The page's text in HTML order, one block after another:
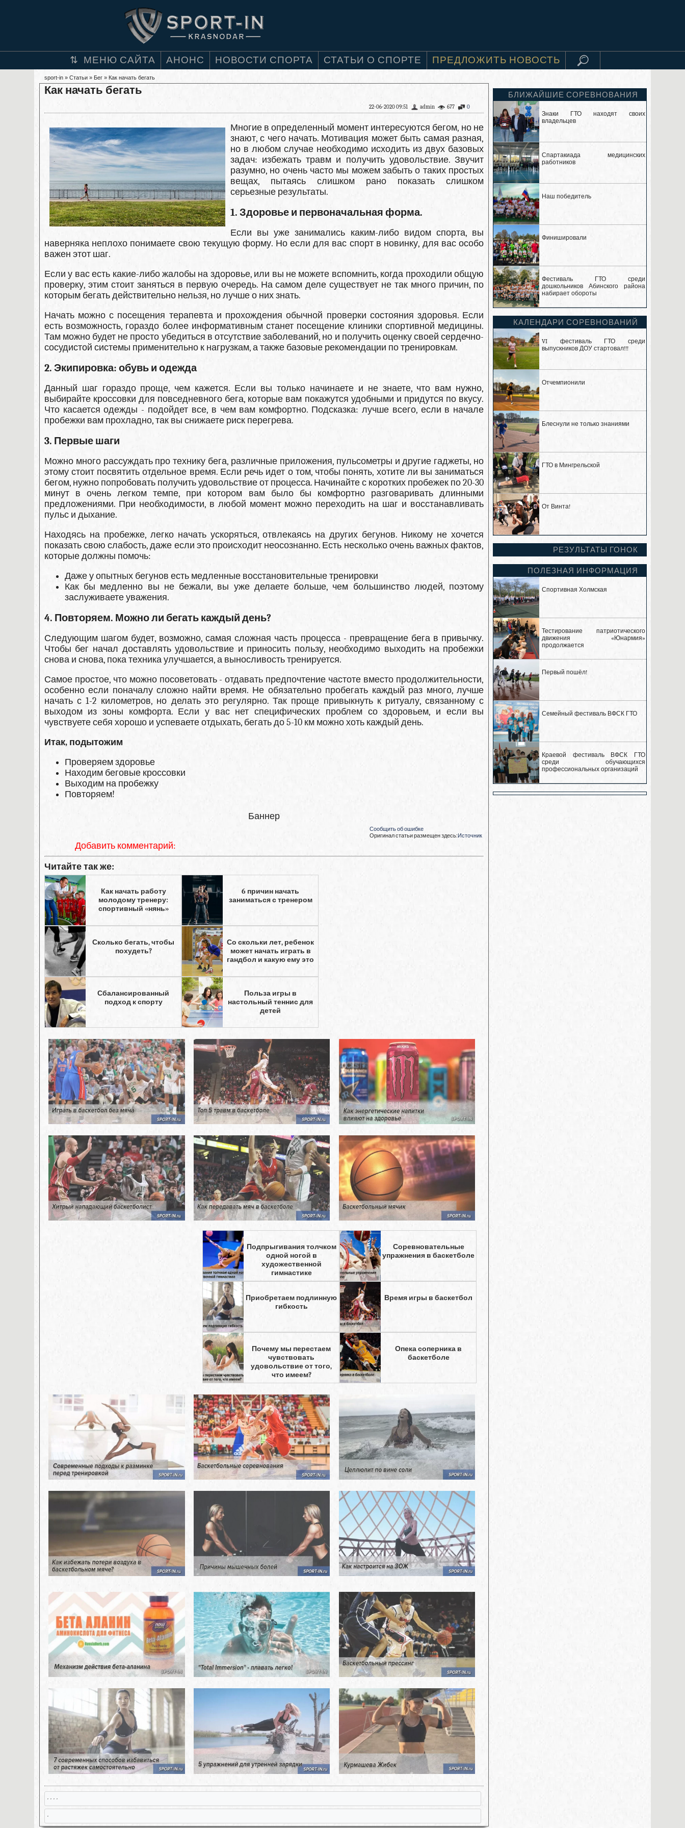
МЕНЮ САЙТА АНОНС НОВОСТИ СПОРТА СТАТЬИ О СПОРТЕ ПРЕДЛОЖИТЬ НОВОСТЬ
sport-in » Статьи » Бег » Как начать бегать
Как начать бегать
0
677
admin
22-06-2020 09:51
Многие в определенный момент интересуются бегом, но не
знают, с чего начать. Мотивация может быть самая разная,
но в любом случае необходимо исходить из двух базовых
задач: избежать травм и получить удовольствие. Звучит
разумно, но очень часто мы можем забыть о таких простых
вещах, пытаясь слишком рано показать слишком
серьезные результаты.
1. Здоровье и первоначальная форма.
Если вы уже занимались каким-либо видом спорта, вы
наверняка неплохо понимаете свою текущую форму. Но если для вас спорт в новинку, для вас особо
важен этот шаг.
Если у вас есть какие-либо жалобы на здоровье, или вы не можете вспомнить, когда проходили общую
проверку, этим стоит заняться в первую очередь. На самом деле существует не так много причин, по
которым бегать действительно нельзя, но лучше о них знать.
Начать можно с посещения терапевта и прохождения обычной проверки состояния здоровья. Если
есть возможность, гораздо более информативным станет посещение клиники спортивной медицины.
Там можно будет не просто убедиться в отсутствие заболеваний, но и получить оценку своей сердечно-
сосудистой системы применительно к нагрузкам, а также базовые рекомендации по тренировкам.
2. Экипировка: обувь и одежда
Данный шаг гораздо проще, чем кажется. Если вы только начинаете и не знаете, что вам нужно,
выбирайте кроссовки для повседневного бега, которые вам покажутся удобными и придутся по вкусу.
Что касается одежды - подойдет все, в чем вам комфортно. Подсказка: лучше всего, если в начале
пробежки вам прохладно, так вы снижаете риск перегрева.
3. Первые шаги
Можно много рассуждать про технику бега, различные приложения, пульсометры и другие гаджеты, но
этому стоит посвятить отдельное время. Если речь идет о том, чтобы понять, хотите ли вы заниматься
бегом, нужно попробовать получить удовольствие от процесса. Начинайте с коротких пробежек по 20-30
минут в очень легком темпе, при котором вам было бы комфортно разговаривать длинными
предложениями. При необходимости, в любой момент можно переходить на шаг и восстанавливать
пульс и дыхание.
Находясь на пробежке, легко начать ускоряться, отвлекаясь на других бегунов. Никому не хочется
показать свою слабость, даже если это происходит неосознанно. Есть несколько очень важных фактов,
которые должны помочь:
Даже у опытных бегунов есть медленные восстановительные тренировки
Как бы медленно вы не бежали, вы уже делаете больше, чем большинство людей, поэтому
заслуживаете уважения.
4. Повторяем. Можно ли бегать каждый день?
Следующим шагом будет, возможно, самая сложная часть процесса - превращение бега в привычку.
Чтобы бег начал доставлять удовольствие и приносить пользу, необходимо выходить на пробежки
снова и снова, пока техника улучшается, а выносливость тренируется.
Самое простое, что можно посоветовать - отдавать предпочтение частоте вместо продолжительности,
особенно если поначалу сложно найти время. Не обязательно пробегать каждый раз много, лучше
начать с 1-2 километров, но делать это регулярно. Так проще привыкнуть к ритуалу, связанному с
выходом из зоны комфорта. Если у вас нет специфических проблем со здоровьем, и если вы
чувствуете себя хорошо и успеваете отдыхать, бегать до 5-10 км можно хоть каждый день.
Итак, подытожим
Проверяем здоровье
Находим беговые кроссовки
Выходим на пробежку
Повторяем!
Баннер
Сообщить об ошибке
Оригинал статьи размещен здесь:Источник
Добавить комментарий:
Читайте так же:
Как начать работу
молодому тренеру:
спортивный «нянь»
6 причин начать
заниматься с тренером
Сколько бегать, чтобы
похудеть?
Со скольки лет, ребенок
может начать играть в
гандбол и какую ему это
Сбалансированный
подход к спорту
Польза игры в
настольный теннис для
детей
Подпрыгивания толчком
одной ногой в
художественной
гимнастике
Соревновательные
упражнения в баскетболе
Приобретаем подлинную
гибкость
Время игры в баскетбол
Почему мы перестаем
чувствовать
удовольствие от того,
что имеем?
Опека соперника в
баскетболе
БЛИЖАЙШИЕ СОРЕВНОВАНИЯ
Знаки ГТО находят своих
владельцев
Спартакиада медицинских
работников
Наш победитель
Финишировали
Фестиваль ГТО среди
дошкольников Абинского района
набирает обороты
КАЛЕНДАРИ СОРЕВНОВАНИЙ
VI фестиваль ГТО среди
выпускников ДОУ стартовал!!!
Отчемпионили
Блеснули не только знаниями
ГТО в Мингрельской
От Винта!
РЕЗУЛЬТАТЫ ГОНОК
ПОЛЕЗНАЯ ИНФОРМАЦИЯ
Спортивная Холмская
Тестирование патриотического
движения «Юнармия»
продолжается
Первый пошёл!
Семейный фестиваль ВФСК ГТО
Краевой фестиваль ВФСК ГТО
среди обучающихся
профессиональных организаций